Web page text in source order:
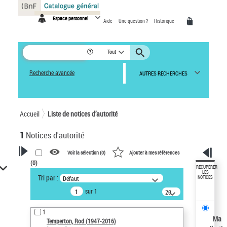
Espace personnel Aide Une question ? Historique
Tout
Recherche avancée AUTRES RECHERCHES
Accueil Liste de notices d’autorité
1 Notices d'autorité
VOTRE RECHERCHE
Recherche avancée dans les
notices d’autorité
Œuvres liées à l'auteur :
Temperton, Rod (1947-2016)
Voir la sélection (0) Ajouter à mes références
(0)
Tri par : Défaut
sur 1
20
résultats/page
1
Temperton, Rod (1947-2016)
RÉCUPÉRER
LES
NOTICES
Ma
Panneau de gestion des cookies